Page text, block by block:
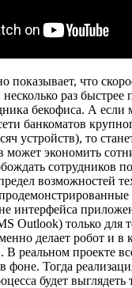
показывает, что
раз быстрее
бекофиса. А
банкоматов
устройств), то
может экономить
сотрудников
возможностей
интерфейса
Outlook) только для
делает робот и в
В реальном проекте
фоне. Тогда
будет выглядеть